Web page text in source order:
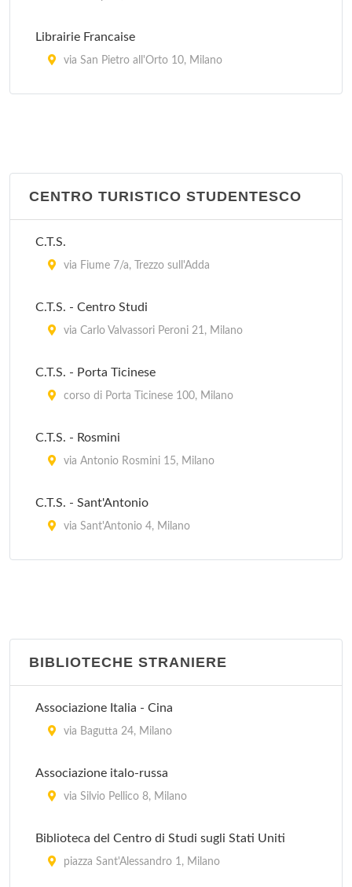
Librairie Francaise
via San Pietro all'Orto 10, Milano
via Messina 23, Milano
CENTRO TURISTICO STUDENTESCO
C.T.S.
via Fiume 7/a, Trezzo sull'Adda
C.T.S. - Centro Studi
via Carlo Valvassori Peroni 21, Milano
C.T.S. - Porta Ticinese
corso di Porta Ticinese 100, Milano
C.T.S. - Rosmini
via Antonio Rosmini 15, Milano
C.T.S. - Sant'Antonio
via Sant'Antonio 4, Milano
BIBLIOTECHE STRANIERE
Associazione Italia - Cina
via Bagutta 24, Milano
Associazione italo-russa
via Silvio Pellico 8, Milano
Biblioteca del Centro di Studi sugli Stati Uniti
piazza Sant'Alessandro 1, Milano